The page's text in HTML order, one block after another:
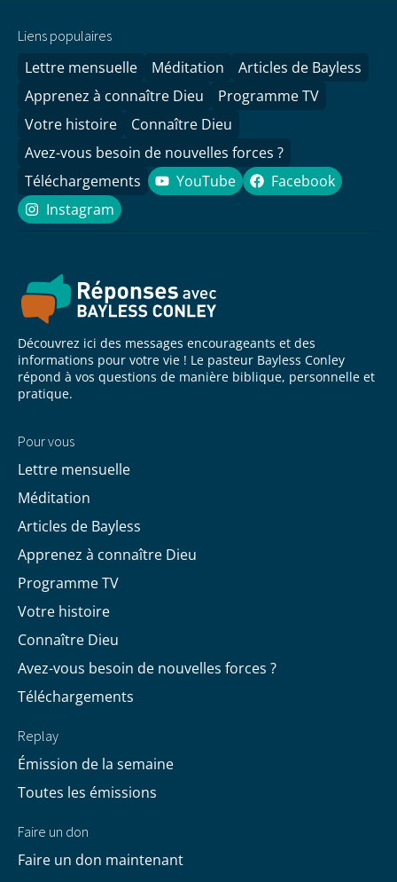
Liens populaires
Lettre mensuelle Méditation
Articles de Bayless
Apprenez à connaître Dieu
Programme TV
Votre histoire
Connaître Dieu
Avez-vous besoin de nouvelles forces ?
Téléchargements
YouTube
YouTube Facebook
Facebook
Instagram
Instagram
Découvrez ici des messages encourageants et des
informations pour votre vie ! Le pasteur Bayless Conley
répond à vos questions de manière biblique, personnelle et
pratique.
Pour vous
Lettre mensuelle
Méditation
Articles de Bayless
Apprenez à connaître Dieu
Programme TV
Votre histoire
Connaître Dieu
Avez-vous besoin de nouvelles forces ?
Téléchargements
Replay
Émission de la semaine
Toutes les émissions
Faire un don
Faire un don maintenant